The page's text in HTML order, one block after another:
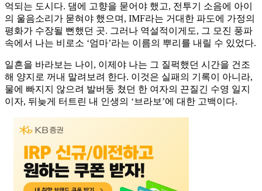
억되는 도시다. 댐에 고향을 묻어야 했고, 전투기 소음에 아이
의 울음소리가 묻혀야 했으며, IMF라는 거대한 파도에 가정의
평화가 수장될 뻔했던 곳. 그러나 역설적이게도, 그 모진 풍파
속에서 나는 비로소 ‘엄마’라는 이름의 뿌리를 내릴 수 있었다.
일흔을 바라보는 나이, 이제야 나는 그 질퍽했던 시간을 건조
해 양지로 꺼내 말려보려 한다. 이것은 실패의 기록이 아니라,
물에 빠지지 않으려 발버둥 쳤던 한 여자의 끈질긴 수영 일지
이자, 뒤늦게 터트린 내 인생의 ‘브라보’에 대한 고백이다.